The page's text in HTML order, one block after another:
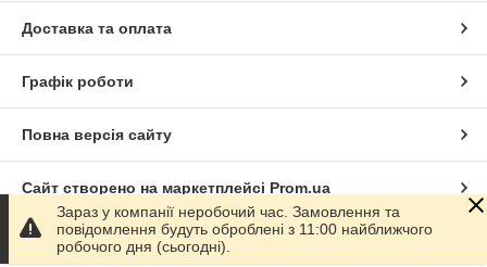
Доставка та оплата
Графік роботи
Повна версія сайту
Сайт створено на маркетплейсі Prom.ua
Політика конфіденційності
Зараз у компанії неробочий час. Замовлення та
повідомлення будуть оброблені з 11:00 найближчого
робочого дня (сьогодні).